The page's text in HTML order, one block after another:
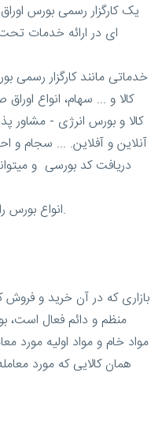
یک کارگزار رسمی بورس
ای در ارائه خدمات تحت
خدماتی مانند کارگزار رسمی
کالا و ... سهام، انواع
کالا و بورس انرژی - مشاور
آنلاین و آفلاین. ... سجام و
دریافت کد بورسی و
انواع بورس را میتوان به بخش های زیر تقسیم کرد.
بازاری که در آن خرید و
منظم و دائم فعال است،
مواد خام و مواد اولیه مورد
همان کالایی که مورد